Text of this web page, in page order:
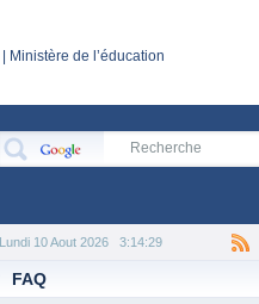
Ministère de l’éducation
Lundi 10 Aout 2026 3:14:29
FAQ